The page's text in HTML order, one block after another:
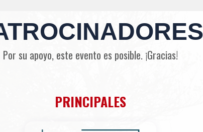
Por su apoyo, este evento es posible. ¡Gracias!
PRINCIPALES